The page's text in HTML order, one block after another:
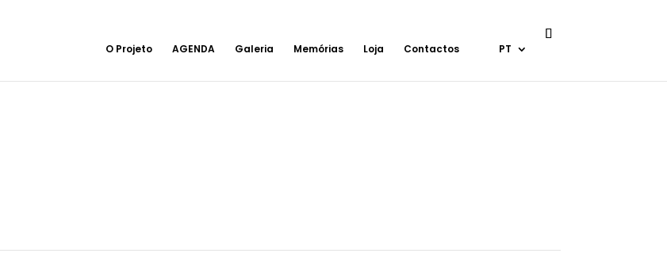
O Projeto AGENDA Galeria Memórias Loja Contactos PT